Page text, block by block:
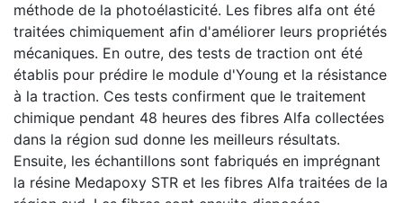
méthode de la photoélasticité. Les fibres alfa ont été
traitées chimiquement afin d'améliorer leurs propriétés
mécaniques. En outre, des tests de traction ont été
établis pour prédire le module d'Young et la résistance
à la traction. Ces tests confirment que le traitement
chimique pendant 48 heures des fibres Alfa collectées
dans la région sud donne les meilleurs résultats.
Ensuite, les échantillons sont fabriqués en imprégnant
la résine Medapoxy STR et les fibres Alfa traitées de la